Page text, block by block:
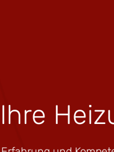
Ihre